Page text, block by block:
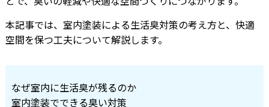
本記事では、室内塗装による生活臭対策の考え方と、快適
空間を保つ工夫について解説します。
なぜ室内に生活臭が残るのか
室内塗装でできる臭い対策